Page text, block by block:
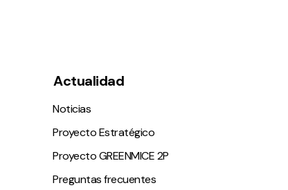
Actualidad
Noticias
Proyecto Estratégico
Proyecto GREENMICE 2P
Preguntas frecuentes